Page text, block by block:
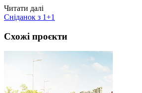
Читати далі
Сніданок з 1+1
Схожі проєкти